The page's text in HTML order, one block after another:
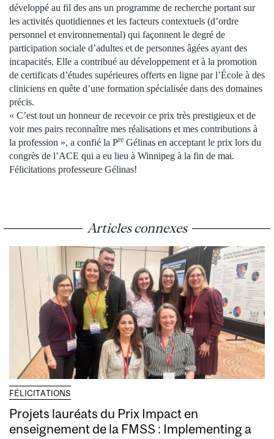
développé au fil des ans un programme de recherche portant sur
les activités quotidiennes et les facteurs contextuels (d’ordre
personnel et environnemental) qui façonnent le degré de
participation sociale d’adultes et de personnes âgées ayant des
incapacités. Elle a contribué au développement et à la promotion
de certificats d’études supérieures offerts en ligne par l’École à des
cliniciens en quête d’une formation spécialisée dans des domaines
précis.
« C’est tout un honneur de recevoir ce prix très prestigieux et de
voir mes pairs reconnaître mes réalisations et mes contributions à
la profession », a confié la Pre Gélinas en acceptant le prix lors du
congrès de l’ACE qui a eu lieu à Winnipeg à la fin de mai.
Félicitations professeure Gélinas!
Articles connexes
FÉLICITATIONS
Projets lauréats du Prix Impact en
enseignement de la FMSS : Implementing a